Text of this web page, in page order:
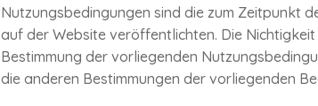
Nutzungsbedingungen sind die zum Zeitpunkt
auf der Website veröffentlichten. Die
Bestimmung der vorliegenden
die anderen Bestimmungen der vorliegenden